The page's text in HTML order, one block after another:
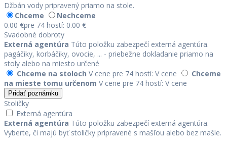
Džbán vody pripravený priamo na stole.
Chceme
Nechceme
0.00 €pre 74 hostí: 0.00 €
Svadobné dobroty
Externá agentúra Túto položku zabezpečí externá agentúra.
pagáčiky, korbáčiky, ovocie, ... - priebežne dokladanie priamo na
stoly alebo na miesto určené
Chceme na stoloch V cene pre 74 hostí: V cene
Chceme
na mieste tomu určenom V cene pre 74 hostí: V cene
Pridať poznámku
Stoličky
Externá agentúra
Externá agentúra Túto položku zabezpečí externá agentúra.
Vyberte, či majú byť stoličky pripravené s mašľou alebo bez mašle.